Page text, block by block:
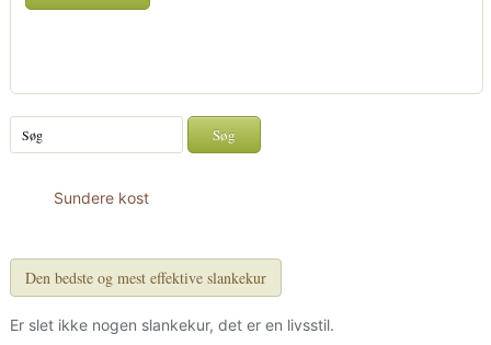
Sundere kost
Den bedste og mest effektive slankekur
Er slet ikke nogen slankekur, det er en livsstil.